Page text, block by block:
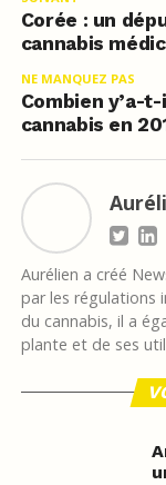
Corée : un
cannabis
NE MANQUEZ PAS
Combien y’a-
cannabis en
Aurélien a créé
par les régulations
du cannabis, il a
plante et de ses